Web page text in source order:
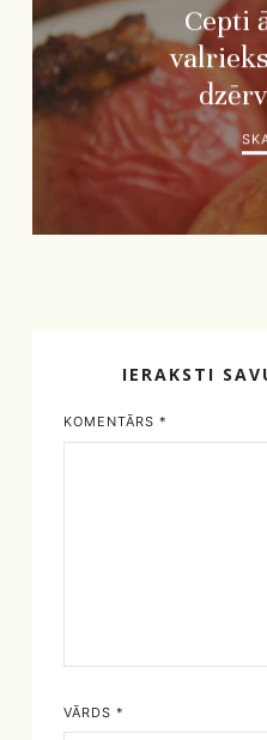
Cepti
IERAKSTI
KOMENTĀRS *
VĀRDS *